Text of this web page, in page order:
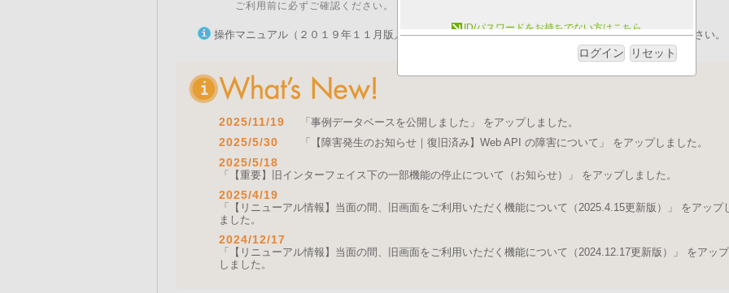
ご利用前に必ずご確認ください。
操作マニュアル（２０１９年１１月版／pdfファイル）を発行いたしました。ログイン後にご取得ください。
2025/11/19 「事例データベースを公開しました」 をアップしました。
2025/5/30 「【障害発生のお知らせ｜復旧済み】Web API の障害について」 をアップしました。
2025/5/18
「【重要】旧インターフェイス下の一部機能の停止について（お知らせ）」 をアップしました。
2025/4/19
「【リニューアル情報】当面の間、旧画面をご利用いただく機能について（2025.4.15更新版）」 をアップ
ました。
2024/12/17
「【リニューアル情報】当面の間、旧画面をご利用いただく機能について（2024.12.17更新版）」 をアップ
しました。
ID/パスワードをお持ちでない方はこちら
ログイン リセット